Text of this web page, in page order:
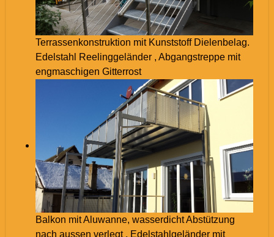
Terrassenkonstruktion mit Kunststoff Dielenbelag.
Edelstahl Reelinggeländer , Abgangstreppe mit
engmaschigen Gitterrost
Balkon mit Aluwanne, wasserdicht Abstützung
nach aussen verlegt , Edelstahlgeländer mit